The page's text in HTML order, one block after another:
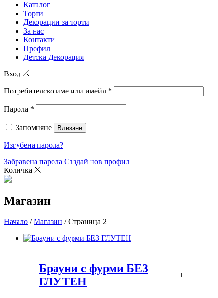
Каталог
Торти
Декорации за торти
За нас
Контакти
Профил
Детска Декорация
Вход
Потребителско име или имейл *
Парола *
Запомняне Влизане
Изгубена парола?
Забравена парола Създай нов профил
Количка
Магазин
Начало /Магазин / Страница 2
Брауни с фурми БЕЗ
ГЛУТЕН
+